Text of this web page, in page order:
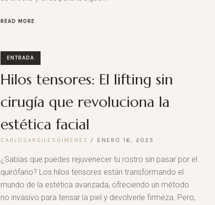
READ MORE
ENTRADA
Hilos tensores: El lifting sin
cirugía que revoluciona la
estética facial
CARLOSARGILESGIMENEZ ENERO 16, 2025
¿Sabías que puedes rejuvenecer tu rostro sin pasar por el
quirófano? Los hilos tensores están transformando el
mundo de la estética avanzada, ofreciendo un método
no invasivo para tensar la piel y devolverle firmeza. Pero,